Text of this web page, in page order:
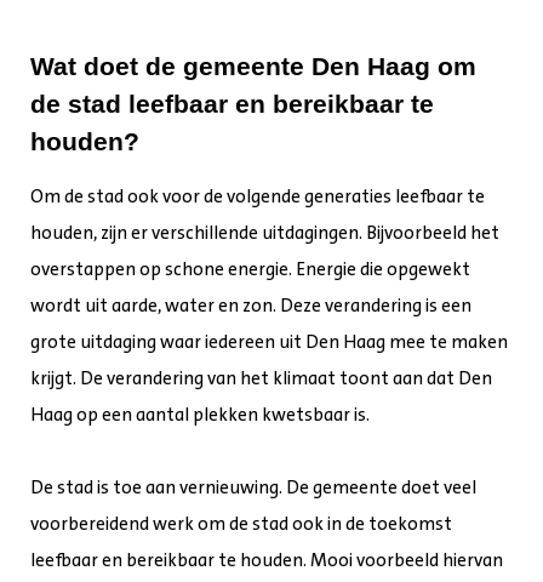
Wat doet de gemeente Den Haag om
de stad leefbaar en bereikbaar te
houden?
Om de stad ook voor de volgende generaties leefbaar te
houden, zijn er verschillende uitdagingen. Bijvoorbeeld het
overstappen op schone energie. Energie die opgewekt
wordt uit aarde, water en zon. Deze verandering is een
grote uitdaging waar iedereen uit Den Haag mee te maken
krijgt. De verandering van het klimaat toont aan dat Den
Haag op een aantal plekken kwetsbaar is.
De stad is toe aan vernieuwing. De gemeente doet veel
voorbereidend werk om de stad ook in de toekomst
leefbaar en bereikbaar te houden. Mooi voorbeeld hiervan